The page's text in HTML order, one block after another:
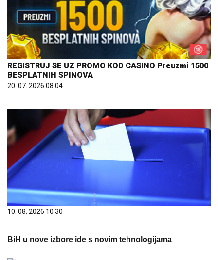
REGISTRUJ SE UZ PROMO KOD CASINO Preuzmi 1500
BESPLATNIH SPINOVA
20. 07. 2026 08:04
10. 08. 2026 10:30
BiH u nove izbore ide s novim tehnologijama